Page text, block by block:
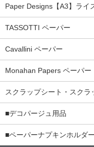
Paper Designs【A3】ライ
TASSOTTI ペーパー
Cavallini ペーパー
Monahan Papers ペーパー
スクラップシート・スクラ
■デコパージュ用品
■ペーパーナプキンホルダー